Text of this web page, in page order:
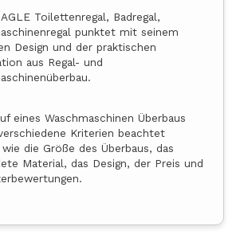
Toilettenregal, Badregal,
punktet mit seinem
Design und der praktischen
aus Regal- und
eines Waschmaschinen Überbaus
Kriterien beachtet
die Größe des Überbaus, das
Material, das Design, der Preis und